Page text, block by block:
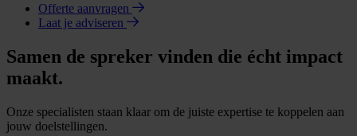
Offerte aanvragen
Laat je adviseren
Samen de spreker vinden die écht impact
maakt.
Onze specialisten staan klaar om de juiste expertise te koppelen aan
jouw doelstellingen.